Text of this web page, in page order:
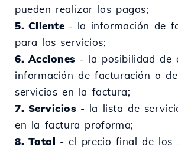
pueden realizar los pagos;
5. Cliente - la información de
para los servicios;
6. Acciones - la posibilidad de
información de facturación o
servicios en la factura;
7. Servicios - la lista de
en la factura proforma;
8. Total - el precio final de los